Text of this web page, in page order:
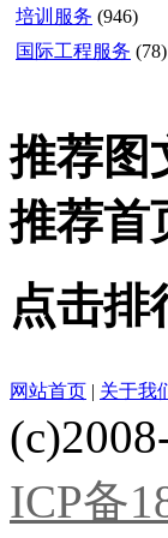
培训服务 (946)
国际工程服务 (78)
推荐图
推荐首
点击排
网站首页 | 关于我
ICP备